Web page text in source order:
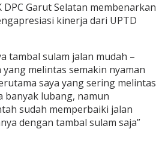
DPC Garut Selatan membenarkan
kinerja dari UPTD
tambal sulam jalan mudah –
melintas semakin nyaman
saya yang sering melintas
banyak lubang, namun
sudah memperbaiki jalan
dengan tambal sulam saja”